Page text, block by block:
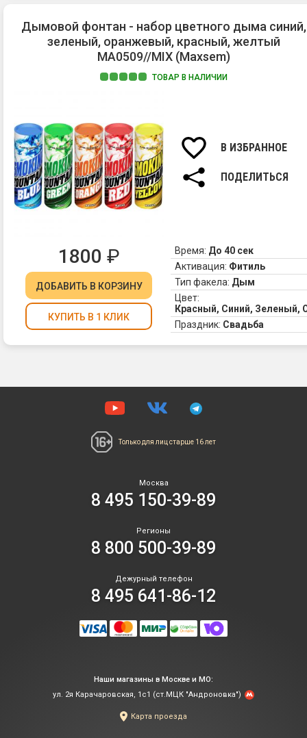
Дымовой фонтан - набор цветного дыма синий,
зеленый, оранжевый, красный, желтый
MA0509//MIX (Maxsem)
ТОВАР В НАЛИЧИИ
В ИЗБРАННОЕ
ПОДЕЛИТЬСЯ
1800 ₽
ДОБАВИТЬ В КОРЗИНУ
КУПИТЬ В 1 КЛИК
Время: До 40 сек
Активация: Фитиль
Тип факела: Дым
Цвет:
Красный, Синий,
Праздник: Свадьба
Только для лиц старше 16 лет
Москва
8 495 150-39-89
Регионы
8 800 500-39-89
Дежурный телефон
8 495 641-86-12
Наши магазины в Москве и МО:
ул. 2я Карачаровская, 1с1 (ст.МЦК "Андроновка")
Карта проезда